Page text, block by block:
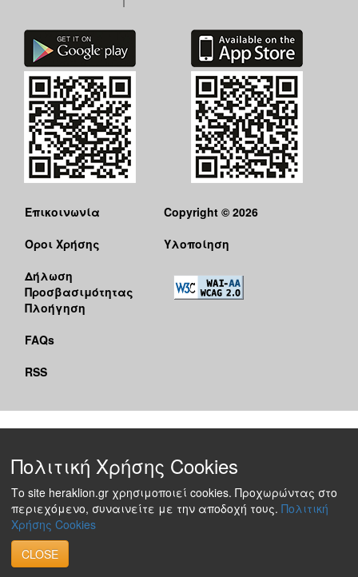
Επικοινωνία
Όροι Χρήσης
Δήλωση
Προσβασιμότητας
Πλοήγηση
FAQs
RSS
Copyright © 2026
Υλοποίηση
Πολιτική Χρήσης Cookies
Το site heraklion.gr χρησιμοποιεί cookies. Προχωρώντας στο
περιεχόμενο, συναινείτε με την αποδοχή τους. Πολιτική
Χρήσης Cookies
CLOSE